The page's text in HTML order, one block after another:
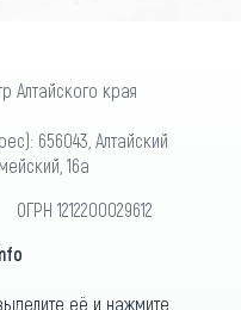
Алтайского края
656043, Алтайский
16а
1212200029612
её и нажмите